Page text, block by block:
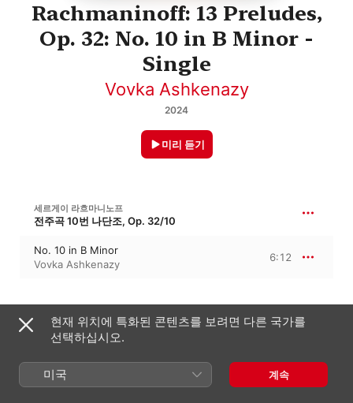
Rachmaninoff: 13 Preludes,
Op. 32: No. 10 in B Minor -
Single
Vovka Ashkenazy
2024
미리 듣기
세르게이 라흐마니노프
전주곡 10번 나단조, Op. 32/10
No. 10 in B Minor
Vovka Ashkenazy
6:12
2024년 1월 19일
1개 트랙 · 6분
℗ 2024 Halidon
음반 회사
Halidon
현재 위치에 특화된 콘텐츠를 보려면 다른 국가를
선택하십시오.
미국 계속